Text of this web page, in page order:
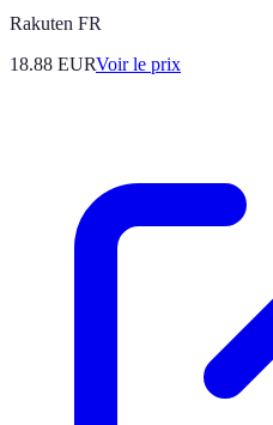
Rakuten FR
18.88 EURVoir le prix